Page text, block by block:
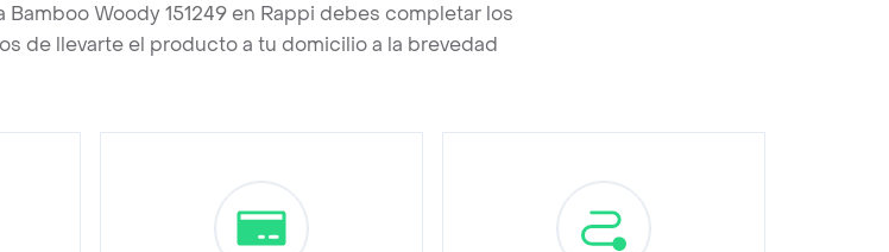
Bamboo Woody 151249 en Rappi debes completar los
de llevarte el producto a tu domicilio a la brevedad